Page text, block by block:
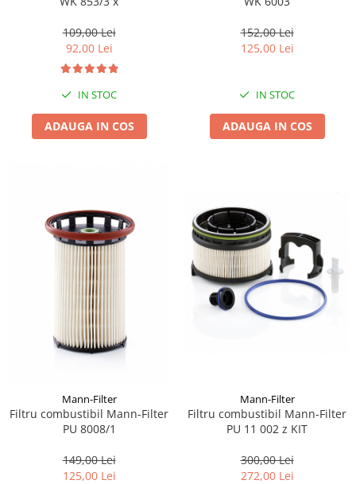
Suporti si placi prindere
109,00 Lei
92,00 Lei
IN STOC
ADAUGA IN COS
152,00 Lei
125,00 Lei
IN STOC
ADAUGA IN COS
Mann-Filter
Filtru combustibil Mann-Filter
PU 8008/1
149,00 Lei
125,00 Lei
Mann-Filter
Filtru combustibil Mann-Filter
PU 11 002 z KIT
300,00 Lei
272,00 Lei